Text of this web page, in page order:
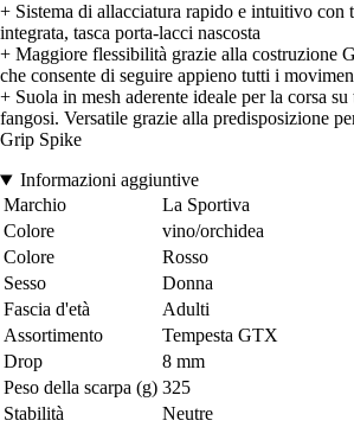
+ Sistema di allacciatura rapido e intuitivo con
integrata, tasca porta-lacci nascosta
+ Maggiore flessibilità grazie alla costruzione
che consente di seguire appieno tutti i
+ Suola in mesh aderente ideale per la corsa
fangosi. Versatile grazie alla predisposizione
Grip Spike
Informazioni aggiuntive
Marchio
La Sportiva
Colore
vino/orchidea
Colore
Rosso
Sesso
Donna
Fascia d'età
Adulti
Assortimento
Tempesta GTX
Drop
8 mm
Peso della scarpa (g) 325
Stabilità
Neutre